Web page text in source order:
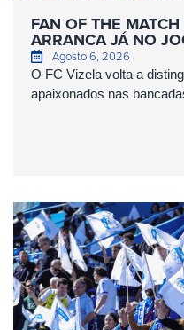
FAN OF THE
ARRANCA JÁ NO
Agosto 6, 2026
O FC Vizela volta a
apaixonados nas